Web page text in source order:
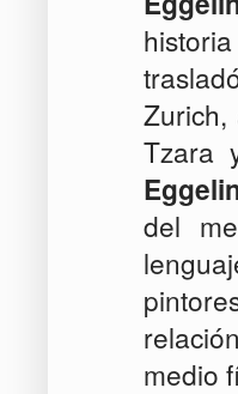
Zurich,
Tzara
del
medio